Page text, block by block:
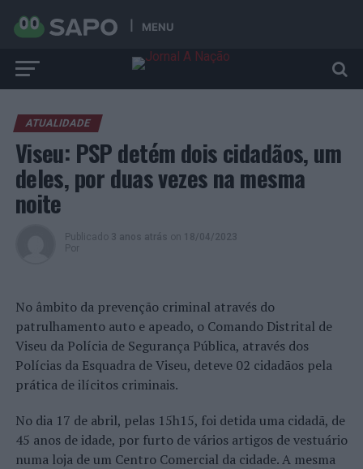
MENU
ATUALIDADE
Viseu: PSP detém dois cidadãos, um
deles, por duas vezes na mesma
noite
Publicado 3 anos atrás on 18/04/2023
Por
No âmbito da prevenção criminal através do
patrulhamento auto e apeado, o Comando Distrital de
Viseu da Polícia de Segurança Pública, através dos
Polícias da Esquadra de Viseu, deteve 02 cidadãos pela
prática de ilícitos criminais.
No dia 17 de abril, pelas 15h15, foi detida uma cidadã, de
45 anos de idade, por furto de vários artigos de vestuário
numa loja de um Centro Comercial da cidade. A mesma